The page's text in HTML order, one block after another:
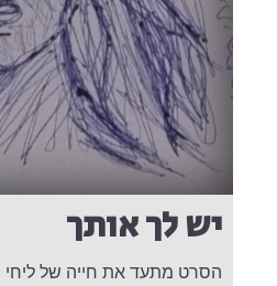
יש לך אותך